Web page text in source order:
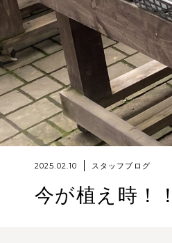
2025.02.10 スタッフブログ
今が植え時！